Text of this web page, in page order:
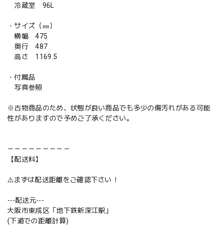
冷蔵室 96L
・サイズ（㎜）
横幅 475
奥行 487
高さ 1169.5
・付属品
写真参照
※古物商品のため、状態が良い商品でも多少の傷汚れがある可能
性がありますので予めご了承ください。
－－－－－－－－－
【配送料】
⚠️まずは配送距離をご確認下さい！
---配送元---
大阪市東成区「地下鉄新深江駅」
(下道での距離計算)